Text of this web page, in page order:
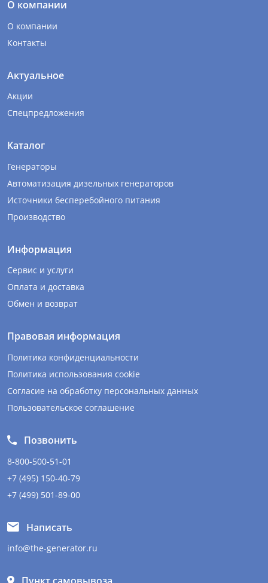
О компании
О компании
Контакты
Актуальное
Акции
Спецпредложения
Каталог
Генераторы
Автоматизация дизельных генераторов
Источники бесперебойного питания
Производство
Информация
Сервис и услуги
Оплата и доставка
Обмен и возврат
Правовая информация
Политика конфиденциальности
Политика использования cookie
Согласие на обработку персональных данных
Пользовательское соглашение
Позвонить
8-800-500-51-01
+7 (495) 150-40-79
+7 (499) 501-89-00
Написать
info@the-generator.ru